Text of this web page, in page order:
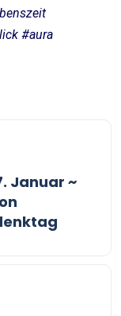
#aura
Januar ~